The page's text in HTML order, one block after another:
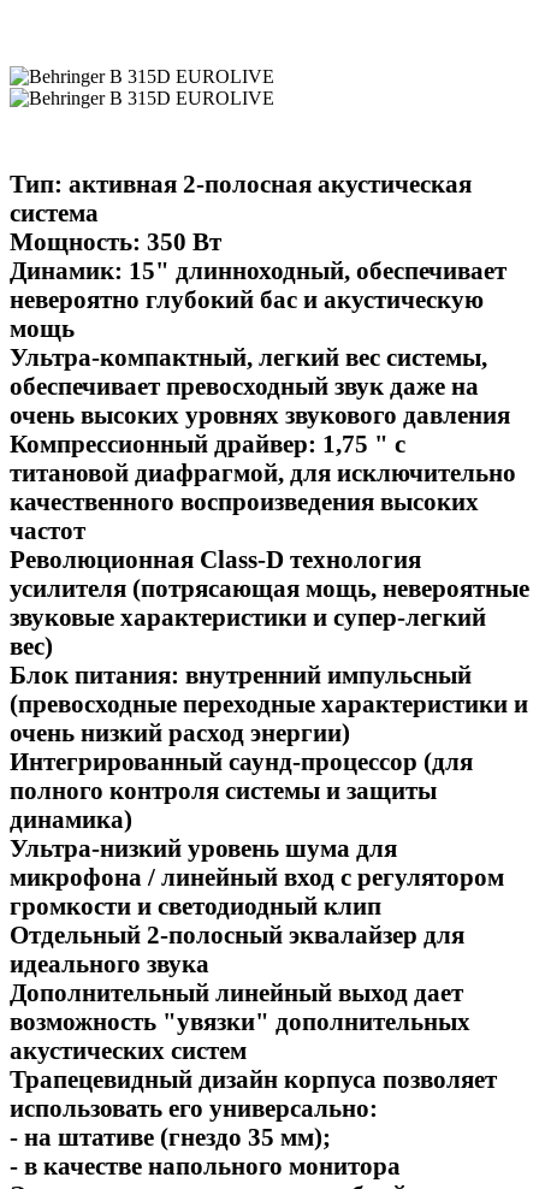
Тип: активная 2-полосная акустическая
система
Мощность: 350 Вт
Динамик: 15" длинноходный, обеспечивает
невероятно глубокий бас и акустическую
мощь
Ультра-компактный, легкий вес системы,
обеспечивает превосходный звук даже на
очень высоких уровнях звукового давления
Компрессионный драйвер: 1,75 " с
титановой диафрагмой, для исключительно
качественного воспроизведения высоких
частот
Революционная Class-D технология
усилителя (потрясающая мощь, невероятные
звуковые характеристики и супер-легкий
вес)
Блок питания: внутренний импульсный
(превосходные переходные характеристики и
очень низкий расход энергии)
Интегрированный саунд-процессор (для
полного контроля системы и защиты
динамика)
Ультра-низкий уровень шума для
микрофона / линейный вход с регулятором
громкости и светодиодный клип
Отдельный 2-полосный эквалайзер для
идеального звука
Дополнительный линейный выход дает
возможность "увязки" дополнительных
акустических систем
Трапецевидный дизайн корпуса позволяет
использовать его универсально:
- на штативе (гнездо 35 мм);
- в качестве напольного монитора